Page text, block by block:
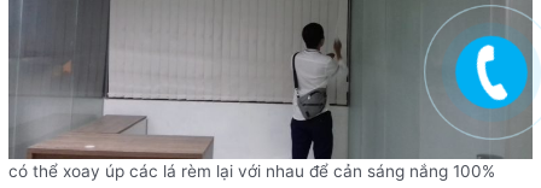
có thể xoay úp các lá rèm lại với nhau để cản sáng nắng 100%